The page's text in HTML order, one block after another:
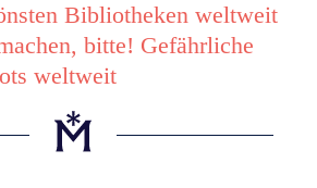
Bibliotheken weltweit
bitte! Gefährliche
weltweit